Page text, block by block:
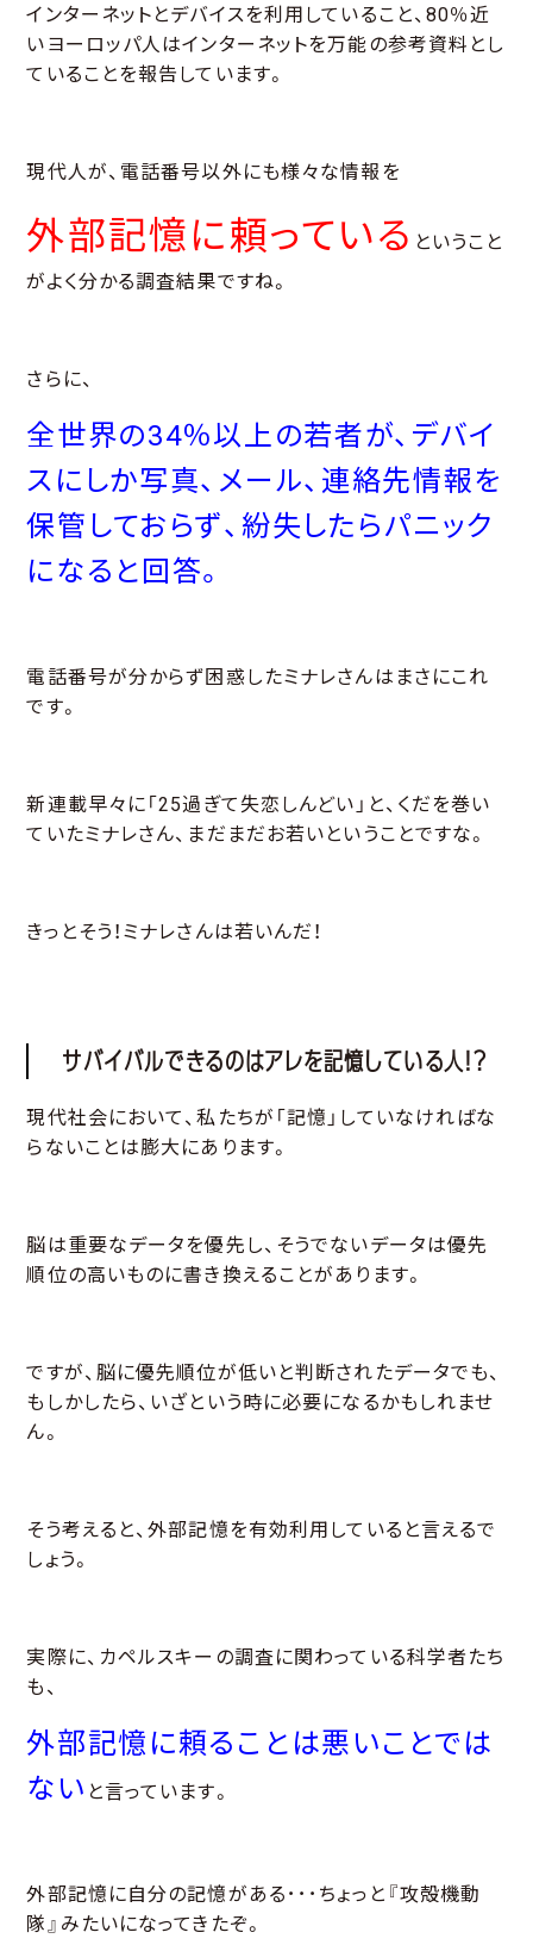
インターネットとデバイスを利用していること、80％近
いヨーロッパ人はインターネットを万能の参考資料とし
ていることを報告しています。
現代人が、電話番号以外にも様々な情報を
外部記憶に頼っている ということ
がよく分かる調査結果ですね。
さらに、
全世界の34％以上の若者が、デバイ
スにしか写真、メール、連絡先情報を
保管しておらず、紛失したらパニック
になると回答。
電話番号が分からず困惑したミナレさんはまさにこれ
です。
新連載早々に「25過ぎて失恋しんどい」と、くだを巻い
ていたミナレさん、まだまだお若いということですな。
きっとそう！ミナレさんは若いんだ！
サバイバルできるのはアレを記憶している人！？
現代社会において、私たちが「記憶」していなければな
らないことは膨大にあります。
脳は重要なデータを優先し、そうでないデータは優先
順位の高いものに書き換えることがあります。
ですが、脳に優先順位が低いと判断されたデータでも、
もしかしたら、いざという時に必要になるかもしれませ
ん。
そう考えると、外部記憶を有効利用していると言えるで
しょう。
実際に、カペルスキーの調査に関わっている科学者たち
も、
外部記憶に頼ることは悪いことでは
ない と言っています。
外部記憶に自分の記憶がある･･･ちょっと『攻殻機動
隊』みたいになってきたぞ。